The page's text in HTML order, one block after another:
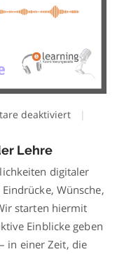
deaktiviertfür
Content
in
der
Lehre
Lehre
digitaler
Wünsche,
starten hiermit
Einblicke geben
in einer Zeit, die